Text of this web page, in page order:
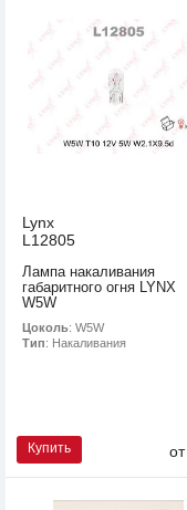
Lynx
L12805
Лампа накаливания
габаритного огня LYNX
W5W
Цоколь: W5W
Тип: Накаливания
Купить от